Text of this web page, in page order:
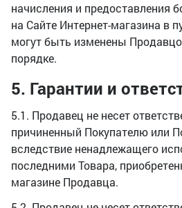
начисления и предоставления
на Сайте Интернет-магазина в
могут быть изменены
порядке.
5. Гарантии и
5.1. Продавец не несет
причиненный Покупателю или
вследствие ненадлежащего
последними Товара,
магазине Продавца.